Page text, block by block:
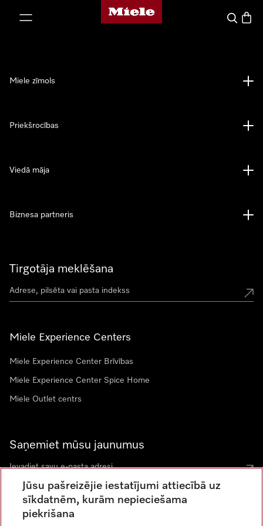
Miele mājas lapa
Tirgotāja meklēšana
Miele Experience Centers
Miele Experience Center Brīvības
Miele Experience Center Spice Home
Miele Outlet centrs
Saņemiet mūsu jaunumus
Miele zīmols
Priekšrocības
Viedā māja
Biznesa partneris
Jūsu pašreizējie iestatījumi attiecībā uz
sīkdatnēm, kurām nepieciešama
piekrišana